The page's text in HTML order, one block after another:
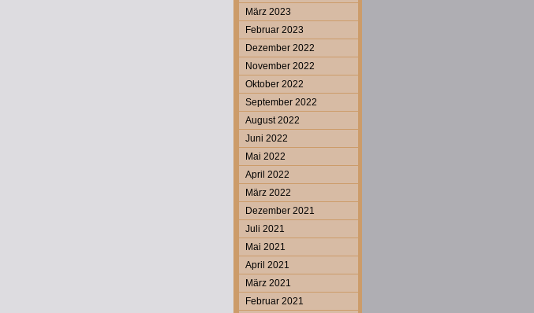
März 2023
Februar 2023
Dezember 2022
November 2022
Oktober 2022
September 2022
August 2022
Juni 2022
Mai 2022
April 2022
März 2022
Dezember 2021
Juli 2021
Mai 2021
April 2021
März 2021
Februar 2021